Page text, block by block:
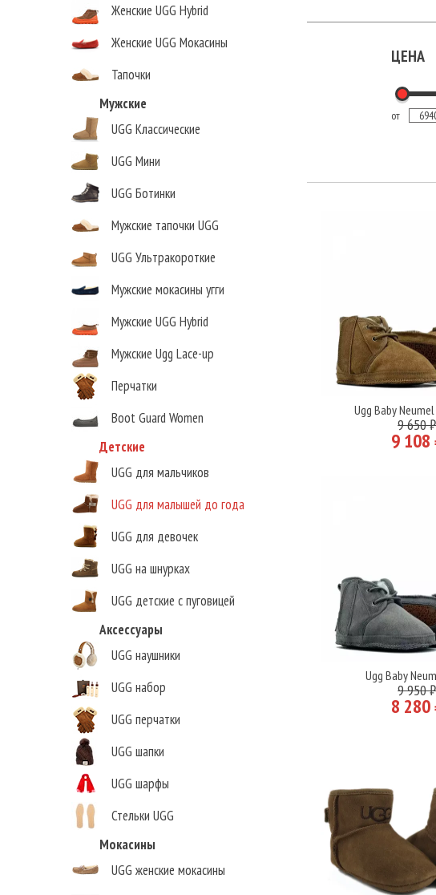
Женские UGG Hybrid
Женские UGG Мокасины
Тапочки
Мужские
UGG Классические
UGG Мини
UGG Ботинки
Мужские тапочки UGG
UGG Ультракороткие
Мужские мокасины угги
Мужские UGG Hybrid
Мужские Ugg Lace-up
Перчатки
Boot Guard Women
Детские
UGG для мальчиков
UGG для малышей до года
UGG для девочек
UGG на шнурках
UGG детские с пуговицей
Аксессуары
UGG наушники
UGG набор
UGG перчатки
UGG шапки
UGG шарфы
Стельки UGG
Мокасины
UGG женские мокасины
ЦЕНА
от
Ugg Baby
9 650 ₽
9 108
Ugg Baby
9 950 ₽
8 280